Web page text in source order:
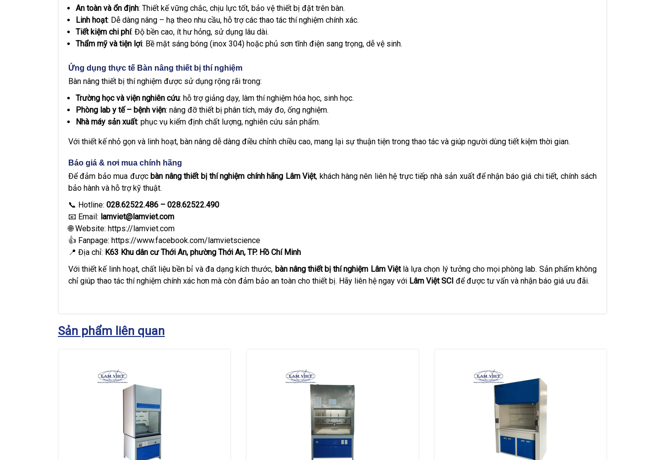
An toàn và ổn định: Thiết kế vững chắc, chịu lực tốt, bảo vệ thiết bị đặt trên bàn.
Linh hoạt: Dễ dàng nâng – hạ theo nhu cầu, hỗ trợ các thao tác thí nghiệm chính xác.
Tiết kiệm chi phí: Độ bền cao, ít hư hỏng, sử dụng lâu dài.
Thẩm mỹ và tiện lợi: Bề mặt sáng bóng (inox 304) hoặc phủ sơn tĩnh điện sang trọng, dễ vệ sinh.
Ứng dụng thực tế Bàn nâng thiết bị thí nghiệm
Bàn nâng thiết bị thí nghiệm được sử dụng rộng rãi trong:
Trường học và viện nghiên cứu: hỗ trợ giảng dạy, làm thí nghiệm hóa học, sinh học.
Phòng lab y tế – bệnh viện: nâng đỡ thiết bị phân tích, máy đo, ống nghiệm.
Nhà máy sản xuất: phục vụ kiểm định chất lượng, nghiên cứu sản phẩm.
Với thiết kế nhỏ gọn và linh hoạt, bàn nâng dễ dàng điều chỉnh chiều cao, mang lại sự thuận tiện trong thao tác và giúp người dùng tiết kiệm thời gian.
Báo giá & nơi mua chính hãng
Để đảm bảo mua đượcbàn nâng thiết bị thí nghiệm chính hãng Lâm Việt, khách hàng nên liên hệ trực tiếp nhà sản xuất để nhận báo giá chi tiết, chính sách
bảo hành và hỗ trợ kỹ thuật.
📞 Hotline: 028.62522.486 – 028.62522.490
📧 Email: lamviet@lamviet.com
🌐 Website: https://lamviet.com
👍 Fanpage: https://www.facebook.com/lamvietscience
📍 Địa chỉ: K63 Khu dân cư Thới An, phường Thới An, TP. Hồ Chí Minh
Với thiết kế linh hoạt, chất liệu bền bỉ và đa dạng kích thước, bàn nâng thiết bị thí nghiệm Lâm Việtlà lựa chọn lý tưởng cho mọi phòng lab. Sản phẩm không
chỉ giúp thao tác thí nghiệm chính xác hơn mà còn đảm bảo an toàn cho thiết bị. Hãy liên hệ ngay với Lâm Việt SCI để được tư vấn và nhận báo giá ưu đãi.